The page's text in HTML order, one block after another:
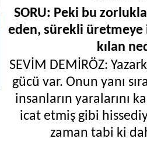
SORU: Peki bu
eden, sürekli üretmeye
kılan
SEVİM DEMİRÖZ:
gücü var. Onun yanı
insanların yaralarını
icat etmiş gibi
zaman tabi ki